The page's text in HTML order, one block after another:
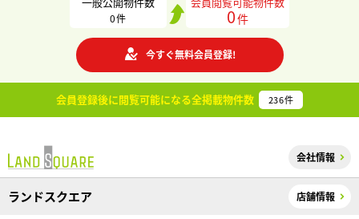
0件 0件
今すぐ無料会員登録!
会員登録後に閲覧可能になる全掲載物件数 236件
会社情報
ランドスクエア 店舗情報